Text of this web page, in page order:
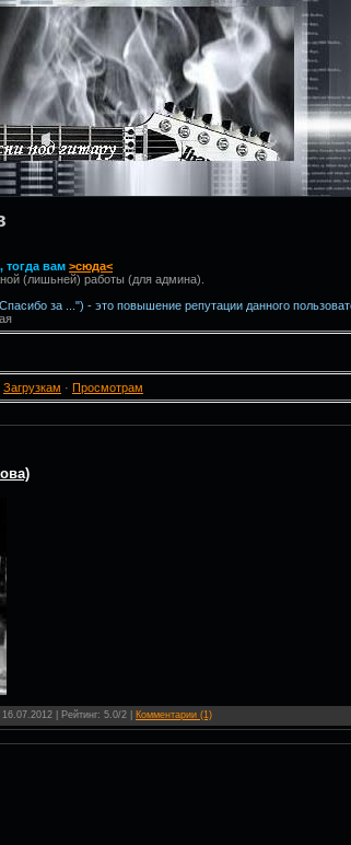
вам >сюда<
(лишьней) работы (для админа).
за ...") - это повышение репутации данного
Загрузкам · Просмотрам
16.07.2012 | Рейтинг: 5.0/2 | Комментарии (1)